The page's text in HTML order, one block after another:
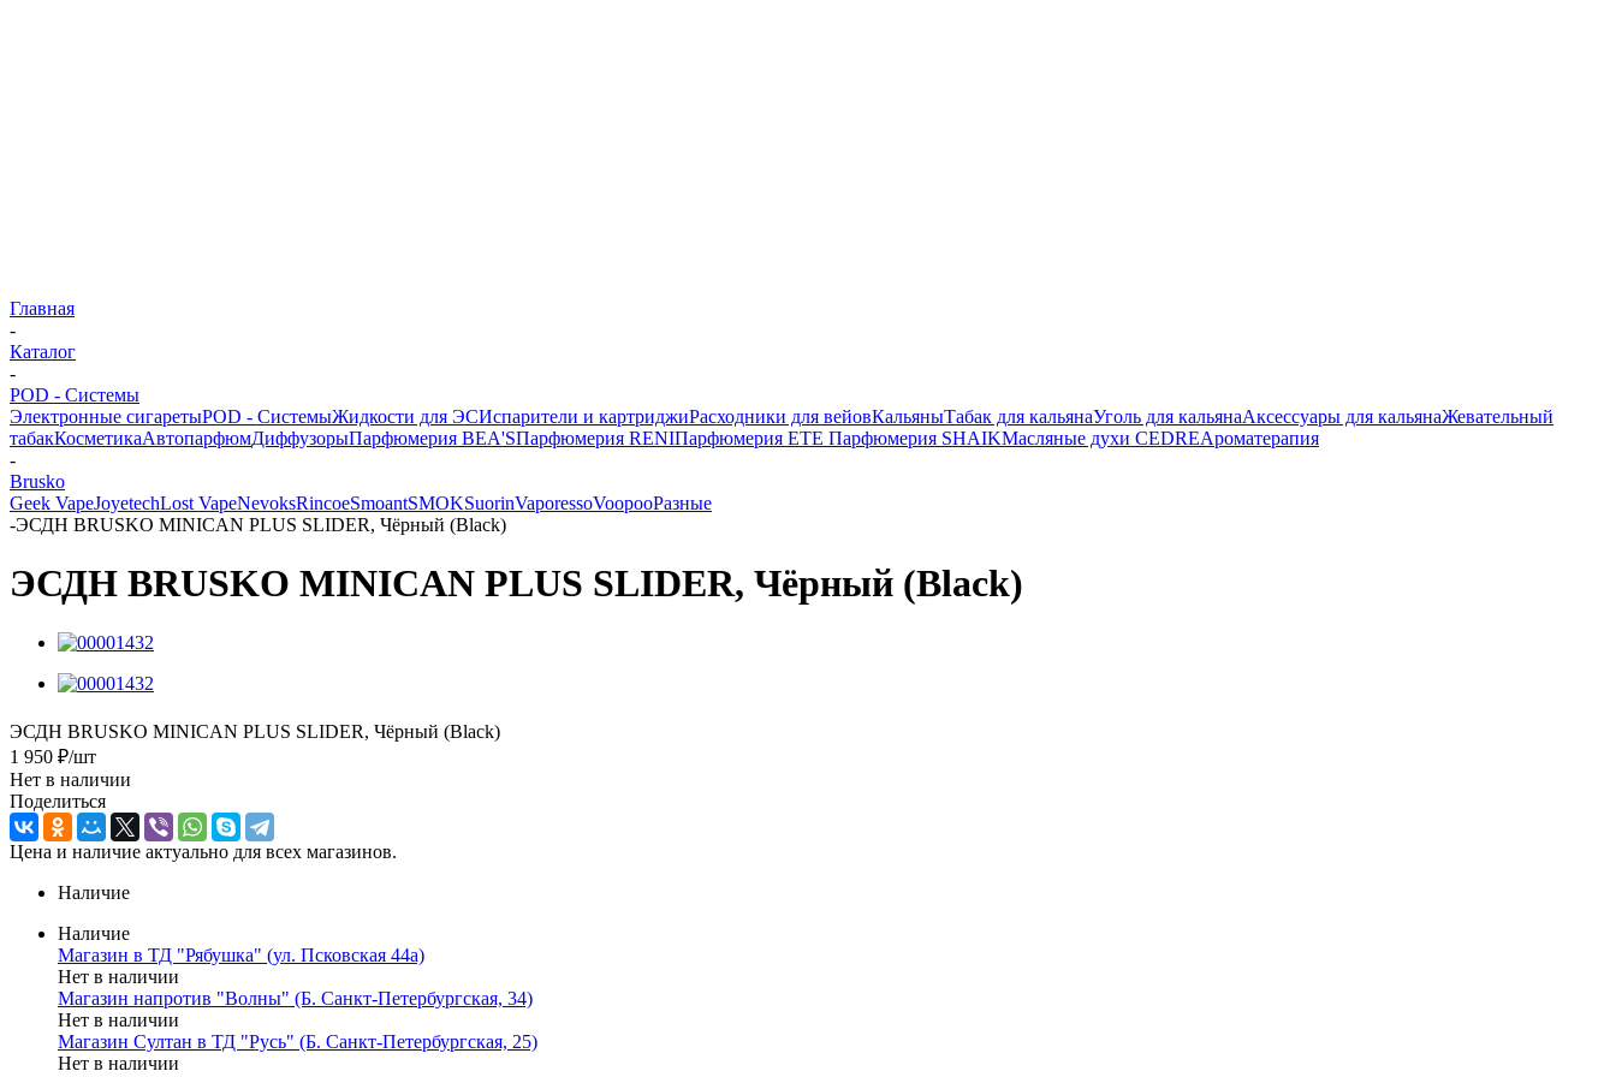
Главная
-
Каталог
-
POD - Системы
Электронные сигаретыPOD - СистемыЖидкости для ЭСИспарители и картриджиРасходники для вейовКальяныТабак для кальянаУголь для кальянаАксессуары для кальянаЖевательный
табакКосметикаАвтопарфюмДиффузорыПарфюмерия BEA'SПарфюмерия RENIПарфюмерия ETE Парфюмерия SHAIKМасляные духи CEDREАроматерапия
-
Brusko
Geek VapeJoyetechLost VapeNevoksRincoeSmoantSMOKSuorinVaporessoVoopooРазные
-ЭСДН BRUSKO MINICAN PLUS SLIDER, Чёрный (Black)
ЭСДН BRUSKO MINICAN PLUS SLIDER, Чёрный (Black)
ЭСДН BRUSKO MINICAN PLUS SLIDER, Чёрный (Black)
1 950 ₽/шт
Нет в наличии
Поделиться
Цена и наличие актуально для всех магазинов.
Наличие
Наличие
Магазин в ТД "Рябушка" (ул. Псковская 44а)
Нет в наличии
Магазин напротив "Волны" (Б. Санкт-Петербургская, 34)
Нет в наличии
Магазин Султан в ТД "Русь" (Б. Санкт-Петербургская, 25)
Нет в наличии